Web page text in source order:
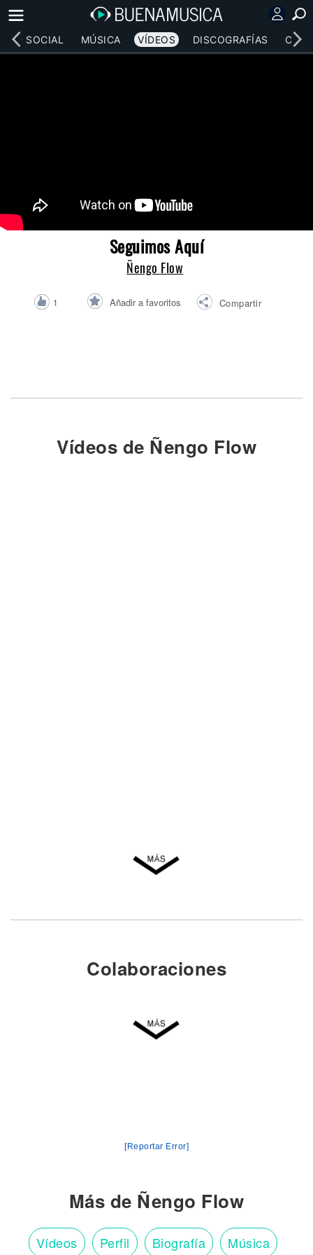
RED SOCIAL MÚSICA VÍDEOS DISCOGRAFÍAS
Seguimos Aquí
Ñengo Flow
1 Añadir a favoritos Compartir
Vídeos de Ñengo Flow
Colaboraciones
[Reportar Error]
Más de Ñengo Flow
Vídeos Perfil Biografía Música